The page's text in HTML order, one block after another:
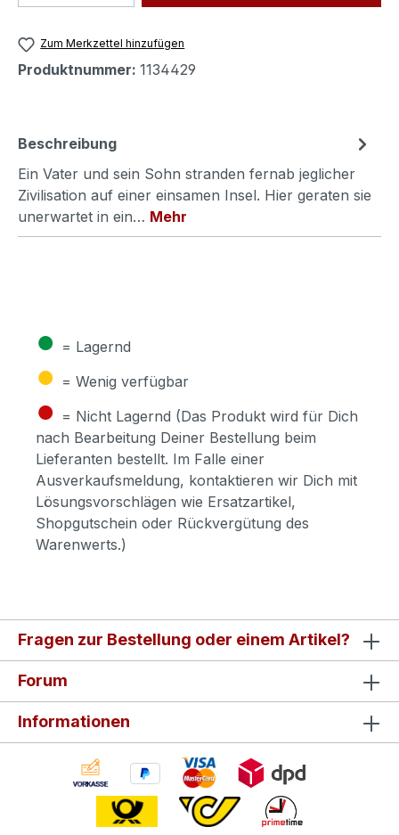
Zum Merkzettel hinzufügen
Produktnummer: 1134429
Beschreibung
Ein Vater und sein Sohn stranden fernab jeglicher
Zivilisation auf einer einsamen Insel. Hier geraten sie
unerwartet in ein… Mehr
● = Lagernd
● = Wenig verfügbar
● = Nicht Lagernd (Das Produkt wird für Dich
nach Bearbeitung Deiner Bestellung beim
Lieferanten bestellt. Im Falle einer
Ausverkaufsmeldung, kontaktieren wir Dich mit
Lösungsvorschlägen wie Ersatzartikel,
Shopgutschein oder Rückvergütung des
Warenwerts.)
Fragen zur Bestellung oder einem Artikel?
Forum
Informationen